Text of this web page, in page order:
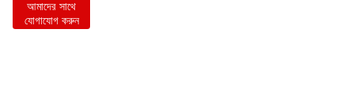
আমাদের সাথে
যোগাযোগ করুন